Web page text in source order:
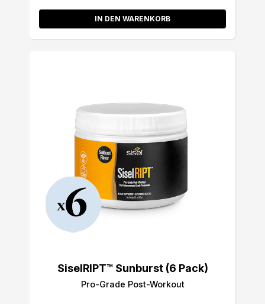
IN DEN WARENKORB
SiselRIPT™ Sunburst (6 Pack)
Pro-Grade Post-Workout